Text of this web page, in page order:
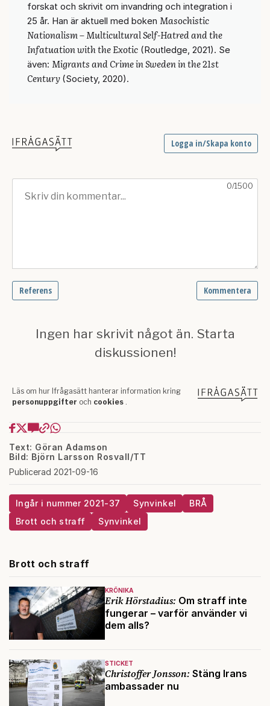
forskat och skrivit om invandring och integration i
25 år. Han är aktuell med boken Masochistic
Nationalism – Multicultural Self-Hatred and the
Infatuation with the Exotic (Routledge, 2021). Se
även: Migrants and Crime in Sweden in the 21st
Century (Society, 2020).
Text: Göran Adamson
Bild: Björn Larsson Rosvall/TT
Publicerad 2021-09-16
Ingår i nummer 2021-37 Synvinkel
BRÅ
Brott och straff
Synvinkel
Brott och straff
KRÖNIKA
Erik Hörstadius: Om straff inte
fungerar – varför använder vi
dem alls?
STICKET
Christoffer Jonsson: Stäng Irans
ambassader nu